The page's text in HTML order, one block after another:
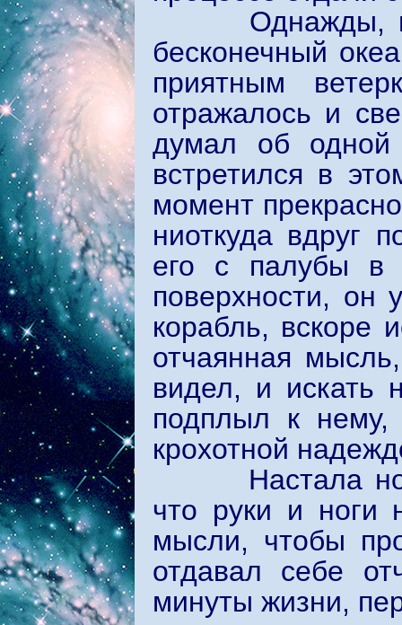
Однажды, на
бесконечный
приятным
отражалось и
думал об одной
встретился в
момент
ниоткуда вдруг
его с палубы в
поверхности, он
корабль, вскоре
отчаянная
видел, и искать
подплыл к нему,
крохотной
Настала
что руки и ноги
мысли, чтобы
отдавал себе
минуты жизни,